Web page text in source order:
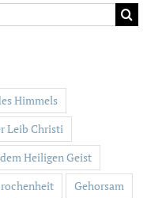
Himmels
Leib Christi
Heiligen Geist
Gehorsam